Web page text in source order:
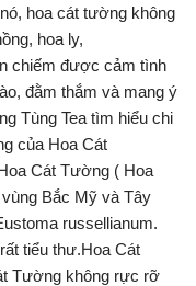
hoa cát tường không
hoa ly,
chiếm được cảm tình
đằm thắm và mang ý
Tùng Tea tìm hiểu chi
của Hoa Cát
Cát Tường ( Hoa
Bắc Mỹ và Tây
russellianum.
tiểu thư.Hoa Cát
Tường không rực rỡ